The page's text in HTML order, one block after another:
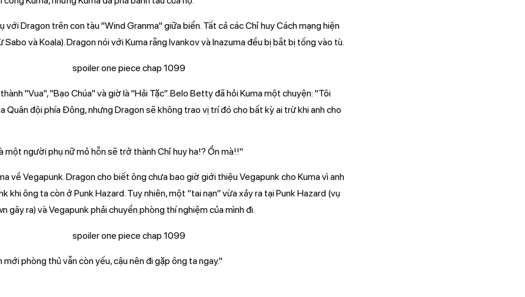
với Dragon trên con tàu "Wind Granma" giữa biển. Tất cả các Chỉ huy Cách mạng hiện
và Koala). Dragon nói với Kuma rằng Ivankov và Inazuma đều bị bắt bị tống vào tù.
"Vua", "Bạo Chúa" và giờ là "Hải Tặc". Belo Betty đã hỏi Kuma một chuyện: "Tôi
Quân đội phía Đông, nhưng Dragon sẽ không trao vị trí đó cho bất kỳ ai trừ khi anh cho
một người phụ nữ mỏ hỗn sẽ trở thành Chỉ huy ha!? Ổn mà!!"
về Vegapunk. Dragon cho biết ông chưa bao giờ giới thiệu Vegapunk cho Kuma vì anh
khi ông ta còn ở Punk Hazard. Tuy nhiên, một “tai nạn” vừa xảy ra tại Punk Hazard (vụ
gây ra) và Vegapunk phải chuyển phòng thí nghiệm của mình đi.
phòng thủ vẫn còn yếu, cậu nên đi gặp ông ta ngay."